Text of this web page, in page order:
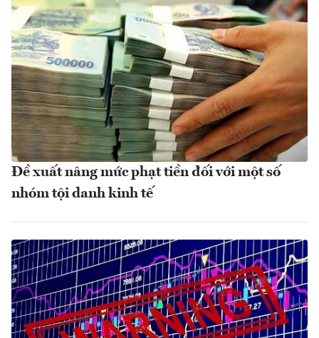
Đề xuất nâng mức phạt tiền đối với một số
nhóm tội danh kinh tế